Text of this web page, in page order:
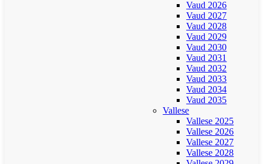
Vaud 2026
Vaud 2027
Vaud 2028
Vaud 2029
Vaud 2030
Vaud 2031
Vaud 2032
Vaud 2033
Vaud 2034
Vaud 2035
Vallese
Vallese 2025
Vallese 2026
Vallese 2027
Vallese 2028